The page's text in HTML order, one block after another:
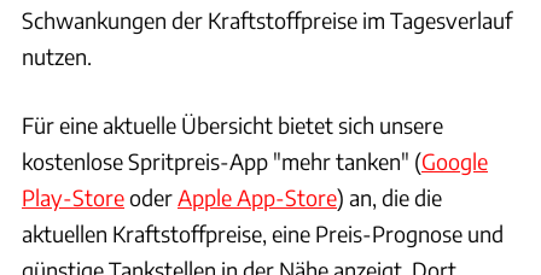
Schwankungen der Kraftstoffpreise im Tagesverlauf
nutzen.
Für eine aktuelle Übersicht bietet sich unsere
kostenlose Spritpreis-App "mehr tanken" (Google
Play-StoreoderApple App-Store) an, die die
aktuellen Kraftstoffpreise, eine Preis-Prognose und